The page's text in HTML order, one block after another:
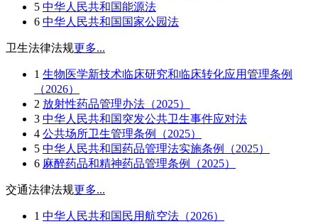
5 中华人民共和国能源法
6 中华人民共和国国家公园法
卫生法律法规更多...
1 生物医学新技术临床研究和临床转化应用管理条例
（2026）
2 放射性药品管理办法（2025）
3 中华人民共和国突发公共卫生事件应对法
4 公共场所卫生管理条例（2025）
5 中华人民共和国药品管理法实施条例（2025）
6 麻醉药品和精神药品管理条例（2025）
交通法律法规更多...
1 中华人民共和国民用航空法（2026）